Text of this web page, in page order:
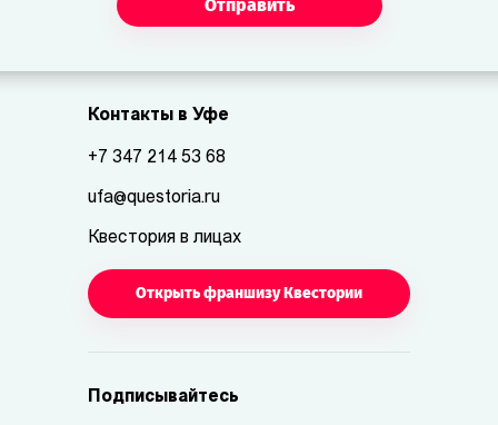
Отправить
Контакты в Уфе
+7 347 214 53 68
ufa@questoria.ru
Квестория в лицах
Открыть франшизу Квестории
Подписывайтесь